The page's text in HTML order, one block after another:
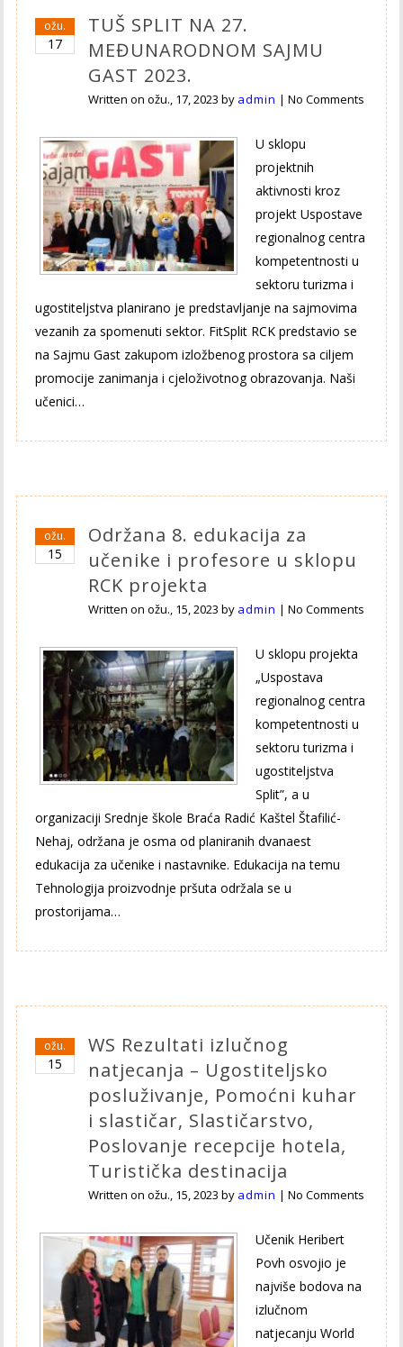
ožu.
17
TUŠ SPLIT NA 27.
MEĐUNARODNOM SAJMU
GAST 2023.
Written onožu., 17, 2023 by admin |No Comments
U sklopu
projektnih
aktivnosti kroz
projekt Uspostave
regionalnog centra
kompetentnosti u
sektoru turizma i
ugostiteljstva planirano je predstavljanje na sajmovima
vezanih za spomenuti sektor. FitSplit RCK predstavio se
na Sajmu Gast zakupom izložbenog prostora sa ciljem
promocije zanimanja i cjeloživotnog obrazovanja. Naši
učenici…
ožu.
15
Održana 8. edukacija za
učenike i profesore u sklopu
RCK projekta
Written onožu., 15, 2023 by admin |No Comments
U sklopu projekta
„Uspostava
regionalnog centra
kompetentnosti u
sektoru turizma i
ugostiteljstva
Split”, a u
organizaciji Srednje škole Braća Radić Kaštel Štafilić-
Nehaj, održana je osma od planiranih dvanaest
edukacija za učenike i nastavnike. Edukacija na temu
Tehnologija proizvodnje pršuta održala se u
prostorijama…
ožu.
15
WS Rezultati izlučnog
natjecanja – Ugostiteljsko
posluživanje, Pomoćni kuhar
i slastičar, Slastičarstvo,
Poslovanje recepcije hotela,
Turistička destinacija
Written onožu., 15, 2023 by admin |No Comments
Učenik Heribert
Povh osvojio je
najviše bodova na
izlučnom
natjecanju World